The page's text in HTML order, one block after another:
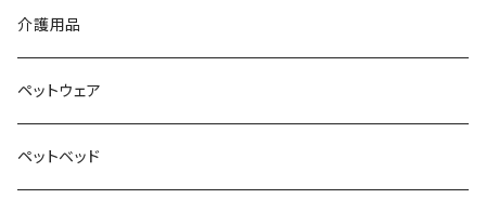
介護用品
ペットウェア
ペットベッド